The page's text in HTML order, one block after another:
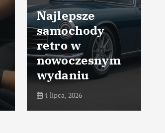
Najlepsze
samochody
retro w
nowoczesnym
wydaniu
4 lipca, 2026